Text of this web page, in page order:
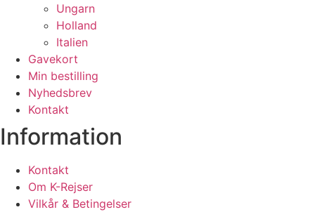
Ungarn
Holland
Italien
Gavekort
Min bestilling
Nyhedsbrev
Kontakt
Information
Kontakt
Om K-Rejser
Vilkår & Betingelser